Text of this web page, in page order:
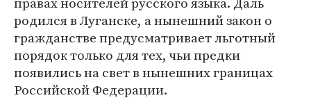
родился в Луганске, а нынешний закон о
гражданстве предусматривает льготный
порядок только для тех, чьи предки
появились на свет в нынешних границах
Российской Федерации.